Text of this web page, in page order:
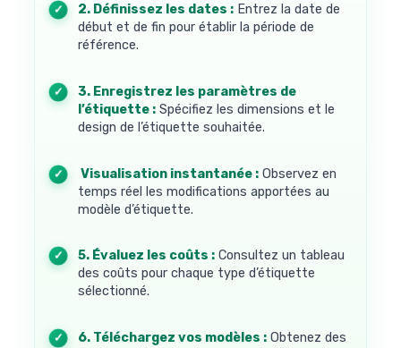
2. Définissez les dates : Entrez la date de
début et de fin pour établir la période de
référence.
3. Enregistrez les paramètres de
l’étiquette : Spécifiez les dimensions et le
design de l’étiquette souhaitée.
4. Visualisation instantanée : Observez en
temps réel les modifications apportées au
modèle d’étiquette.
5. Évaluez les coûts : Consultez un tableau
des coûts pour chaque type d’étiquette
sélectionné.
6. Téléchargez vos modèles : Obtenez des